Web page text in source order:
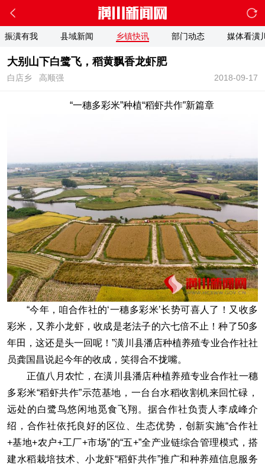
振潢有我 县域新闻 乡镇快讯 部门动态 媒体看潢
大别山下白鹭飞，稻黄飘香龙虾肥
2018-09-17
白店乡 高顺强
“一穗多彩米”种植“稻虾共作”新篇章
“今年，咱合作社的‘一穗多彩米’长势可喜人了！又收多
彩米，又养小龙虾，收成是老法子的六七倍不止！种了50多
年田，这还是头一回呢！”潢川县潘店种植养殖专业合作社社
员龚国昌说起今年的收成，笑得合不拢嘴。
正值八月农忙，在潢川县潘店种植养殖专业合作社一穗
多彩米“稻虾共作”示范基地，一台台水稻收割机来回忙碌，
远处的白鹭鸟悠闲地觅食飞翔。据合作社负责人李成峰介
绍，合作社依托良好的区位、生态优势，创新实施“合作社
+基地+农户+工厂+市场”的“五+”全产业链综合管理模式，搭
建水稻栽培技术、小龙虾“稻虾共作”推广和种养殖信息服务